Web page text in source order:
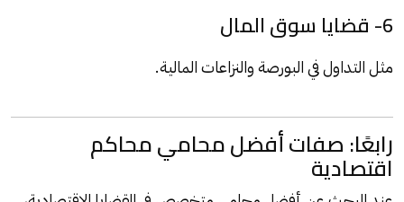
6- قضايا سوق المال
مثل التداول في البورصة والنزاعات المالية.
رابعًا: صفات أفضل محامي محاكم
اقتصادية